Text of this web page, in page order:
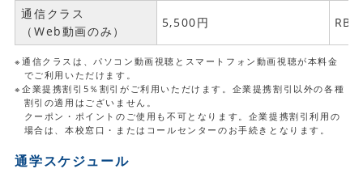
通信クラス
（Web動画のみ）
5,500円
※通信クラスは、パソコン動画視聴とスマートフォン動画視聴が本料金
でご利用いただけます。
※企業提携割引5％割引がご利用いただけます。企業提携割引以外の各種
割引の適用はございません。
クーポン・ポイントのご使用も不可となります。企業提携割引利用の
場合は、本校窓口・またはコールセンターのお手続きとなります。
通学スケジュール